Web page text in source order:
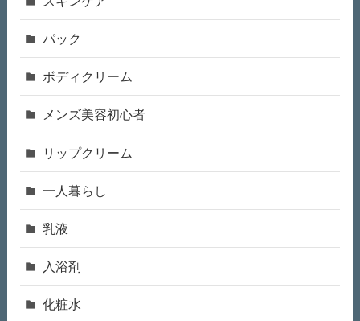
パック
ボディクリーム
メンズ美容初心者
リップクリーム
一人暮らし
乳液
入浴剤
化粧水